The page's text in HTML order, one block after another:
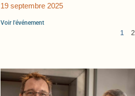
19 septembre 2025
Voir l'événement
1 2